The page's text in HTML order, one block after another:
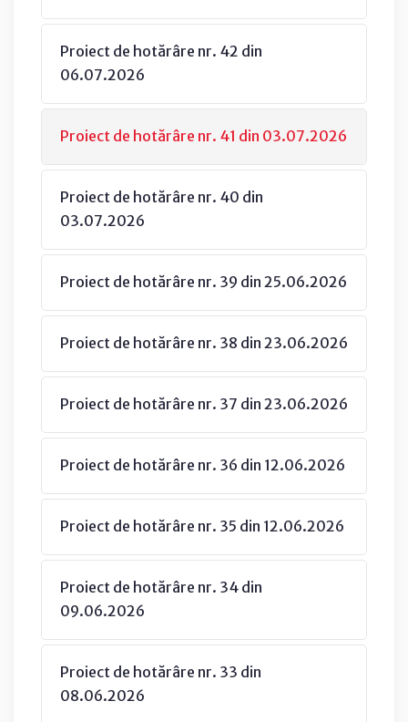
Proiect de hotărâre nr. 42 din
06.07.2026
Proiect de hotărâre nr. 41 din 03.07.2026
Proiect de hotărâre nr. 40 din
03.07.2026
Proiect de hotărâre nr. 39 din 25.06.2026
Proiect de hotărâre nr. 38 din 23.06.2026
Proiect de hotărâre nr. 37 din 23.06.2026
Proiect de hotărâre nr. 36 din 12.06.2026
Proiect de hotărâre nr. 35 din 12.06.2026
Proiect de hotărâre nr. 34 din
09.06.2026
Proiect de hotărâre nr. 33 din
08.06.2026